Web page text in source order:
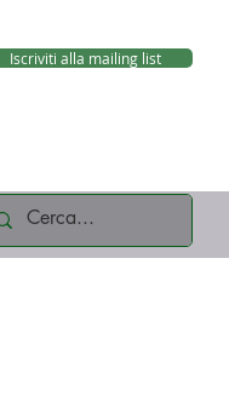
Iscriviti alla mailing list